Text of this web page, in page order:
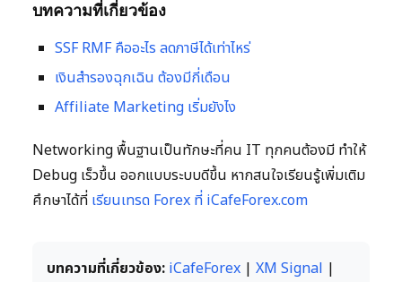
บทความที่เกี่ยวข้อง
SSF RMF คืออะไร ลดภาษีได้เท่าไหร่
เงินสำรองฉุกเฉิน ต้องมีกี่เดือน
Affiliate Marketing เริ่มยังไง
Networking พื้นฐานเป็นทักษะที่คน IT ทุกคนต้องมี ทำให้
Debug เร็วขึ้น ออกแบบระบบดีขึ้น หากสนใจเรียนรู้เพิ่มเติม
ศึกษาได้ที่ เรียนเทรด Forex ที่ iCafeForex.com
บทความที่เกี่ยวข้อง: iCafeForex | XM Signal |